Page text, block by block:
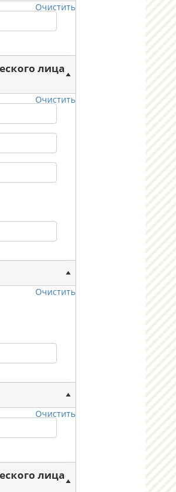
Очистить
лица
Очистить
Очистить
Очистить
лица